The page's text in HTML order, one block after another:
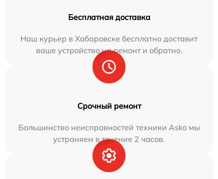
Бесплатная доставка
Наш курьер в Хабаровске бесплатно доставит
ваше устройство на ремонт и обратно.
Срочный ремонт
Большинство неисправностей техники Asko мы
устраняем в течение 2 часов.